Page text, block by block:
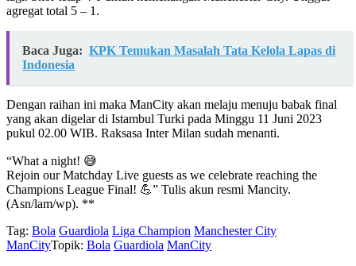
agregat total 5 – 1.
Baca Juga: KPK Temukan Masalah Tata Kelola Lapas di
Indonesia
Dengan raihan ini maka ManCity akan melaju menuju babak final
yang akan digelar di Istambul Turki pada Minggu 11 Juni 2023
pukul 02.00 WIB. Raksasa Inter Milan sudah menanti.
“What a night! 😅
Rejoin our Matchday Live guests as we celebrate reaching the
Champions League Final! 💪” Tulis akun resmi Mancity.
(Asn/lam/wp). **
Tag: Bola Guardiola Liga Champion Manchester City
ManCityTopik: Bola Guardiola ManCity